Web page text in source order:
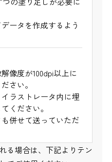
ータを作成するよう
像度が100dpi以上に
さい。
ラストレータ内に埋
ください。
併せて送っていただ
る場合は、下記よりテン